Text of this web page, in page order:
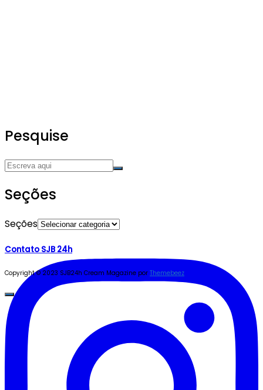
Pesquise
Seções
Seções
Contato SJB 24h
Copyright © 2023 SJB24h Cream Magazine por Themebeez